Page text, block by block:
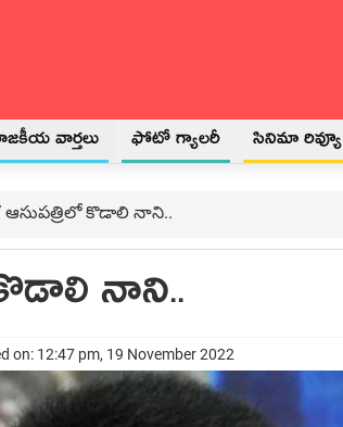
వార్తలు ఫోటో గ్యాలరీ సినిమా రివ్యూ
ఆసుప‌త్రిలో కొడాలి నాని..
నాని..
on: 12:47 pm, 19 November 2022